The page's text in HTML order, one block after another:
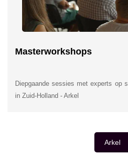
Masterworkshops
Diepgaande sessies met experts op
in Zuid-Holland - Arkel
Arkel